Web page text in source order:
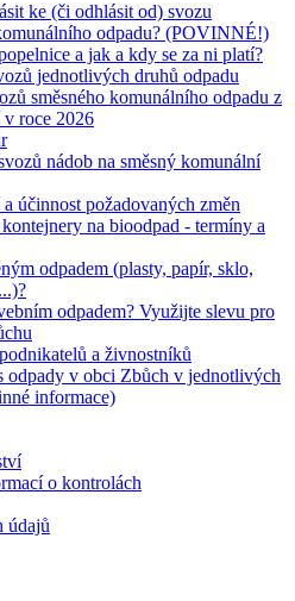
ke (či odhlásit od) svozu
odpadu? (POVINNÉ!)
a jak a kdy se za ni platí?
jednotlivých druhů odpadu
směsného komunálního odpadu z
v roce 2026
nádob na směsný komunální
účinnost požadovaných změn
na bioodpad - termíny a
odpadem (plasty, papír, sklo,
odpadem? Využijte slevu pro
a živnostníků
odpady v obci Zbůch v jednotlivých
informace)
o kontrolách
údajů